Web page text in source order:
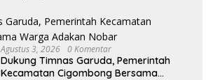
Agustus 3, 2026 0 Komentar
Dukung Timnas Garuda, Pemerintah
Kecamatan Cigombong Bersama